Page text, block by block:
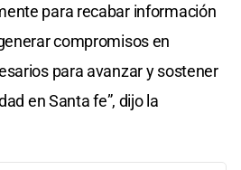
para recabar información
compromisos en
para avanzar y sostener
en Santa fe”, dijo la